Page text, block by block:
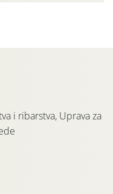
i ribarstva, Uprava za